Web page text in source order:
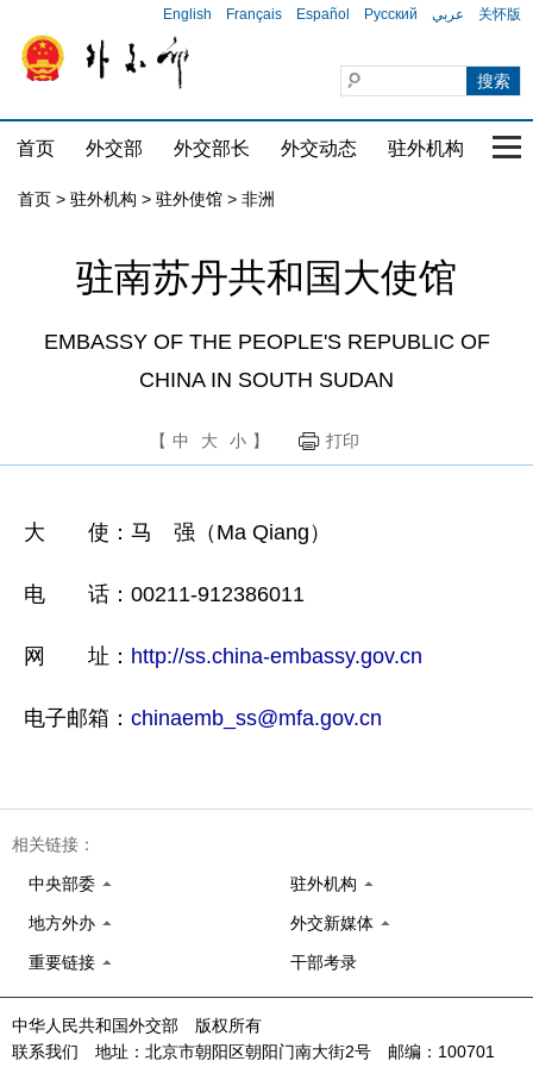
English Français Español Русский عربي 关怀版
首页 外交部 外交部长 外交动态 驻外机构 国
首页 > 驻外机构 > 驻外使馆 > 非洲
驻南苏丹共和国大使馆
EMBASSY OF THE PEOPLE'S REPUBLIC OF
CHINA IN SOUTH SUDAN
【 中 大 小 】 打印
大 使：马 强（Ma Qiang）
电 话：00211-912386011
网 址： http://ss.china-embassy.gov.cn
电子邮箱： chinaemb_ss@mfa.gov.cn
相关链接：
中央部委 驻外机构
地方外办 外交新媒体
重要链接 干部考录
中华人民共和国外交部 版权所有
联系我们 地址：北京市朝阳区朝阳门南大街2号 邮编：100701